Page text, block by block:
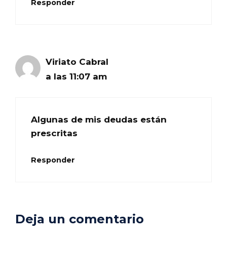
Responder
Viriato Cabral
a las 11:07 am
Algunas de mis deudas están
prescritas
Responder
Deja un comentario